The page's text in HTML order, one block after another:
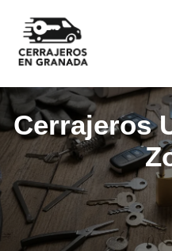
Cerrajeros